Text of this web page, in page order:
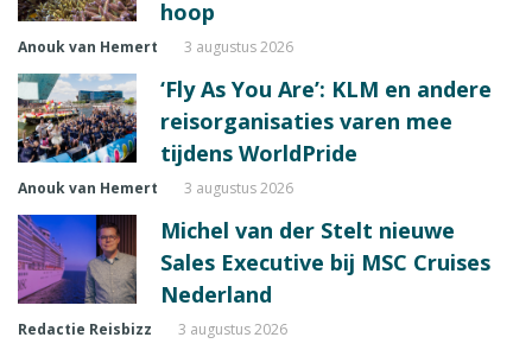
hoop
Anouk van Hemert 3 augustus 2026
‘Fly As You Are’: KLM en andere
reisorganisaties varen mee
tijdens WorldPride
Anouk van Hemert 3 augustus 2026
Michel van der Stelt nieuwe
Sales Executive bij MSC Cruises
Nederland
Redactie Reisbizz 3 augustus 2026